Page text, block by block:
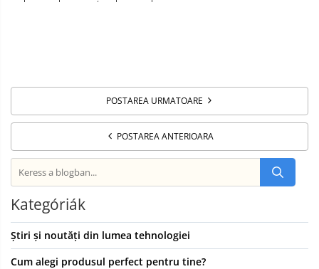
POSTAREA URMATOARE
POSTAREA ANTERIOARA
Kategóriák
Știri și noutăți din lumea tehnologiei
Cum alegi produsul perfect pentru tine?